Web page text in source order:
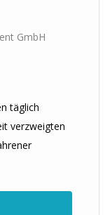
GmbH
täglich
verzweigten